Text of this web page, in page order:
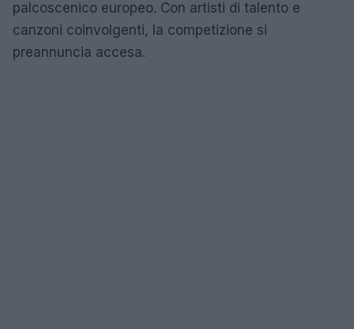
palcoscenico europeo. Con artisti di talento e
canzoni coinvolgenti, la competizione si
preannuncia accesa.